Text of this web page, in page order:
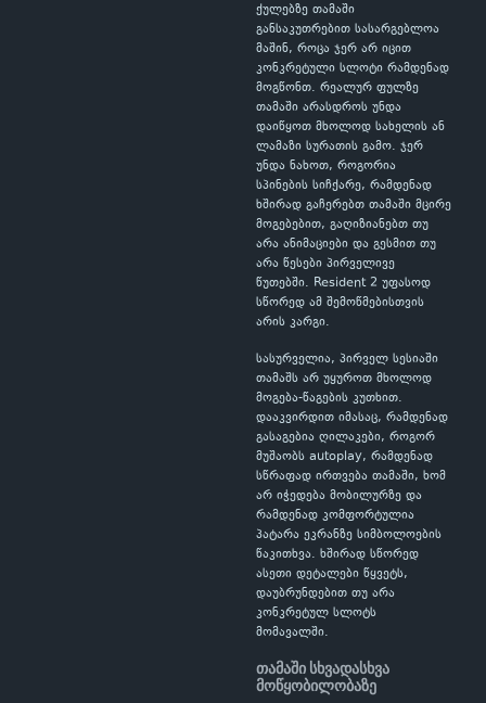
ქულებზე თამაში
განსაკუთრებით სასარგებლოა
მაშინ, როცა ჯერ არ იცით
კონკრეტული სლოტი რამდენად
მოგწონთ. რეალურ ფულზე
თამაში არასდროს უნდა
დაიწყოთ მხოლოდ სახელის ან
ლამაზი სურათის გამო. ჯერ
უნდა ნახოთ, როგორია
სპინების სიჩქარე, რამდენად
ხშირად გაჩერებთ თამაში მცირე
მოგებებით, გაღიზიანებთ თუ
არა ანიმაციები და გესმით თუ
არა წესები პირველივე
წუთებში. Resident 2 უფასოდ
სწორედ ამ შემოწმებისთვის
არის კარგი.
სასურველია, პირველ სესიაში
თამაშს არ უყუროთ მხოლოდ
მოგება-წაგების კუთხით.
დააკვირდით იმასაც, რამდენად
გასაგებია ღილაკები, როგორ
მუშაობს autoplay, რამდენად
სწრაფად ირთვება თამაში, ხომ
არ იჭედება მობილურზე და
რამდენად კომფორტულია
პატარა ეკრანზე სიმბოლოების
წაკითხვა. ხშირად სწორედ
ასეთი დეტალები წყვეტს,
დაუბრუნდებით თუ არა
კონკრეტულ სლოტს
მომავალში.
თამაში სხვადასხვა
მოწყობილობაზე